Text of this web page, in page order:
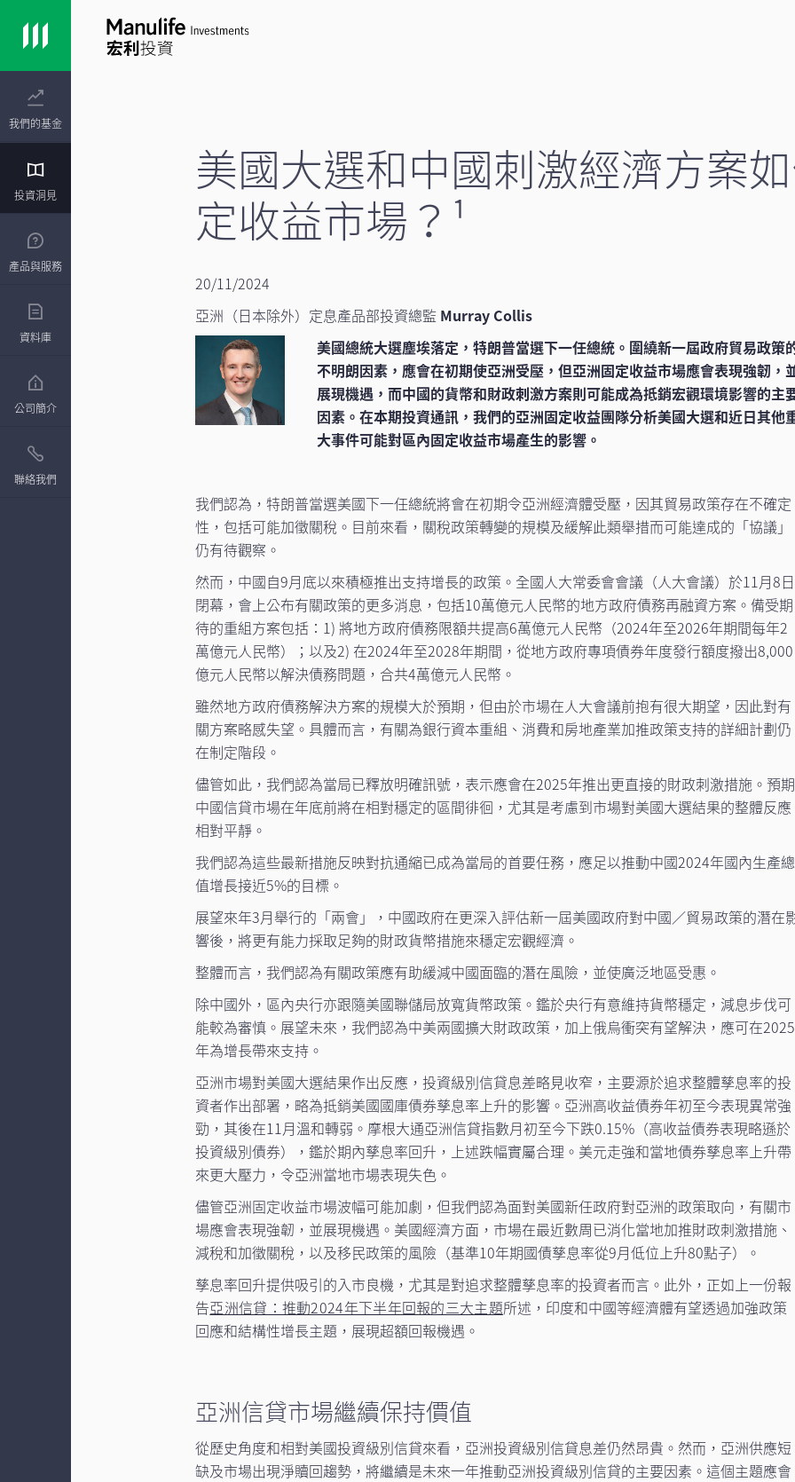
我們的基金
投資洞見
產品與服務
資料庫
公司簡介
聯絡我們
美國大選和中國刺激經濟方案
定收益市場？¹
20/11/2024
亞洲（日本除外）定息產品部投資總監 Murray Collis
美國總統大選塵埃落定，特朗普當選下一任總統。圍繞新一屆政府貿易政策
不明朗因素，應會在初期使亞洲受壓，但亞洲固定收益市場應會表現強韌，
展現機遇，而中國的貨幣和財政刺激方案則可能成為抵銷宏觀環境影響的主
因素。在本期投資通訊，我們的亞洲固定收益團隊分析美國大選和近日其他
大事件可能對區內固定收益市場產生的影響。
我們認為，特朗普當選美國下一任總統將會在初期令亞洲經濟體受壓，因其貿易政策存在不確定
性，包括可能加徵關稅。目前來看，關稅政策轉變的規模及緩解此類舉措而可能達成的「協議」
仍有待觀察。
然而，中國自9月底以來積極推出支持增長的政策。全國人大常委會會議（人大會議）於11月8日
閉幕，會上公布有關政策的更多消息，包括10萬億元人民幣的地方政府債務再融資方案。備受期
待的重組方案包括：1) 將地方政府債務限額共提高6萬億元人民幣（2024年至2026年期間每年2
萬億元人民幣）；以及2) 在2024年至2028年期間，從地方政府專項債券年度發行額度撥出8,000
億元人民幣以解決債務問題，合共4萬億元人民幣。
雖然地方政府債務解決方案的規模大於預期，但由於市場在人大會議前抱有很大期望，因此對有
關方案略感失望。具體而言，有關為銀行資本重組、消費和房地產業加推政策支持的詳細計劃仍
在制定階段。
儘管如此，我們認為當局已釋放明確訊號，表示應會在2025年推出更直接的財政刺激措施。預期
中國信貸市場在年底前將在相對穩定的區間徘徊，尤其是考慮到市場對美國大選結果的整體反應
相對平靜。
我們認為這些最新措施反映對抗通縮已成為當局的首要任務，應足以推動中國2024年國內生產總
值增長接近5%的目標。
展望來年3月舉行的「兩會」，中國政府在更深入評估新一屆美國政府對中國／貿易政策的潛在
響後，將更有能力採取足夠的財政貨幣措施來穩定宏觀經濟。
整體而言，我們認為有關政策應有助緩減中國面臨的潛在風險，並使廣泛地區受惠。
除中國外，區內央行亦跟隨美國聯儲局放寬貨幣政策。鑑於央行有意維持貨幣穩定，減息步伐可
能較為審慎。展望未來，我們認為中美兩國擴大財政政策，加上俄烏衝突有望解決，應可在2025
年為增長帶來支持。
亞洲市場對美國大選結果作出反應，投資級別信貸息差略見收窄，主要源於追求整體孳息率的投
資者作出部署，略為抵銷美國國庫債券孳息率上升的影響。亞洲高收益債券年初至今表現異常強
勁，其後在11月溫和轉弱。摩根大通亞洲信貸指數月初至今下跌0.15%（高收益債券表現略遜於
投資級別債券），鑑於期內孳息率回升，上述跌幅實屬合理。美元走強和當地債券孳息率上升帶
來更大壓力，令亞洲當地市場表現失色。
儘管亞洲固定收益市場波幅可能加劇，但我們認為面對美國新任政府對亞洲的政策取向，有關市
場應會表現強韌，並展現機遇。美國經濟方面，市場在最近數周已消化當地加推財政刺激措施、
減稅和加徵關稅，以及移民政策的風險（基準10年期國債孳息率從9月低位上升80點子）。
孳息率回升提供吸引的入市良機，尤其是對追求整體孳息率的投資者而言。此外，正如上一份報
告亞洲信貸：推動2024年下半年回報的三大主題所述，印度和中國等經濟體有望透過加強政策
回應和結構性增長主題，展現超額回報機遇。
亞洲信貸市場繼續保持價值
從歷史角度和相對美國投資級別信貸來看，亞洲投資級別信貸息差仍然昂貴。然而，亞洲供應短
缺及市場出現淨贖回趨勢，將繼續是未來一年推動亞洲投資級別信貸的主要因素。這個主題應會